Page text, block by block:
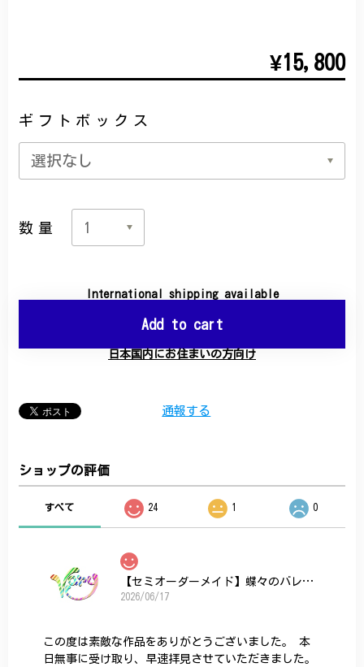
¥15,800
ギフトボックス
数量
International shipping available
Add to cart
日本国内にお住まいの方向け
通報する
ショップの評価
すべて 24 1 0
【セミオーダーメイド】蝶々のバレッタ
2026/06/17
この度は素敵な作品をありがとうございました。 本
日無事に受け取り、早速拝見させていただきました。